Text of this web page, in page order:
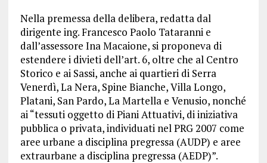
Nella premessa della delibera, redatta dal
dirigente ing. Francesco Paolo Tataranni e
dall’assessore Ina Macaione, si proponeva di
estendere i divieti dell’art. 6, oltre che al Centro
Storico e ai Sassi, anche ai quartieri di Serra
Venerdì, La Nera, Spine Bianche, Villa Longo,
Platani, San Pardo, La Martella e Venusio, nonché
ai “tessuti oggetto di Piani Attuativi, di iniziativa
pubblica o privata, individuati nel PRG 2007 come
aree urbane a disciplina pregressa (AUDP) e aree
extraurbane a disciplina pregressa (AEDP)”.